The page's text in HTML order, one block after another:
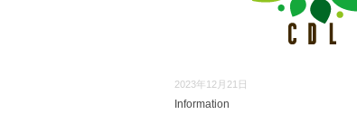
2023年12月21日
Information